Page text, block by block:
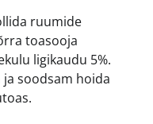
ruumide
toasooja
ligikaudu 5%.
soodsam hoida